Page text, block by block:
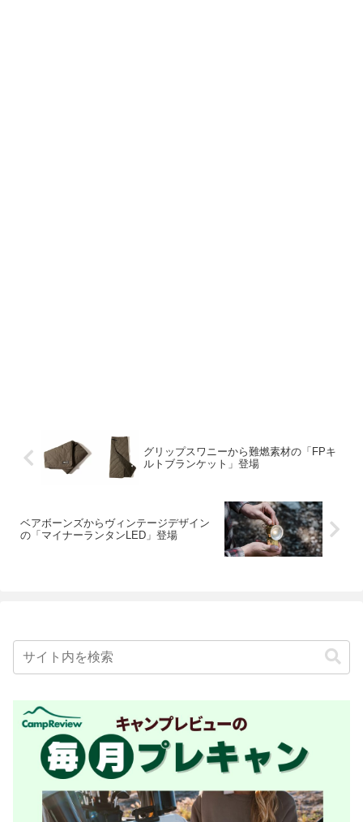
グリップスワニーから難燃素材の「FPキ
ルトブランケット」登場
ベアボーンズからヴィンテージデザイン
の「マイナーランタンLED」登場